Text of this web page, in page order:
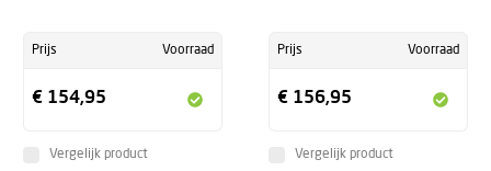
Prijs Voorraad
€ 154,95
Vergelijk product
Prijs Voorraad
€ 156,95
Vergelijk product